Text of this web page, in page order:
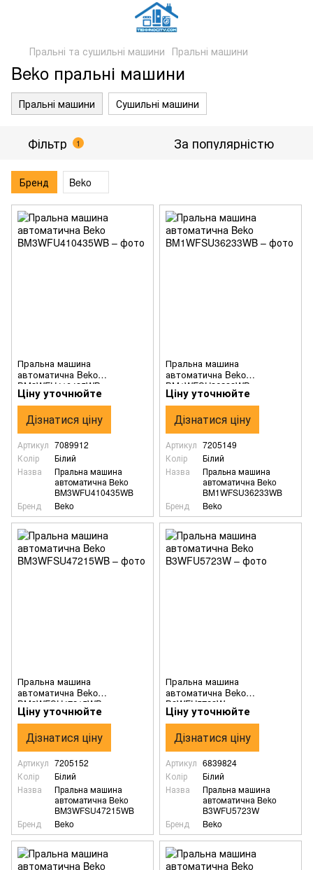
Пральні та сушильні машини Пральні машини
Beko пральні машини
Пральні машини Сушильні машини
Фільтр 1 За популярністю
Бренд Beko
Пральна машина
автоматична Beko
BM3WFU410435WB
Ціну уточнюйте
Дізнатися ціну
Артикул 7089912
Колір
Білий
Назва
Пральна машина
автоматична Beko
BM3WFU410435WB
Бренд
Beko
Пральна машина
автоматична Beko
BM1WFSU36233WB
Ціну уточнюйте
Дізнатися ціну
Артикул 7205149
Колір
Білий
Назва
Пральна машина
автоматична Beko
BM1WFSU36233WB
Бренд
Beko
Пральна машина
автоматична Beko
BM3WFSU47215WB
Ціну уточнюйте
Дізнатися ціну
Артикул 7205152
Колір
Білий
Назва
Пральна машина
автоматична Beko
BM3WFSU47215WB
Бренд
Beko
Пральна машина
автоматична Beko
B3WFU5723W
Ціну уточнюйте
Дізнатися ціну
Артикул 6839824
Колір
Білий
Назва
Пральна машина
автоматична Beko
B3WFU5723W
Бренд
Beko